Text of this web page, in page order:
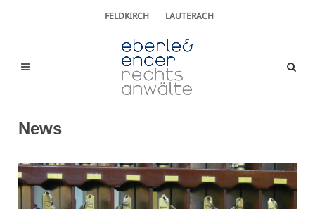
FELDKIRCH LAUTERACH
News